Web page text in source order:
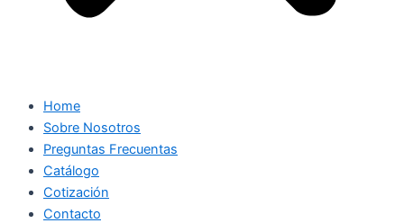
Home
Sobre Nosotros
Preguntas Frecuentas
Catálogo
Cotización
Contacto